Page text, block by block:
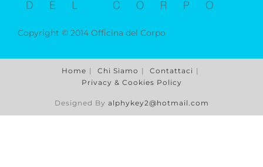
Copyright © 2014 Officina del Corpo
Home Chi Siamo
Contattaci
Privacy & Cookies Policy
Designed By alphykey2@hotmail.com